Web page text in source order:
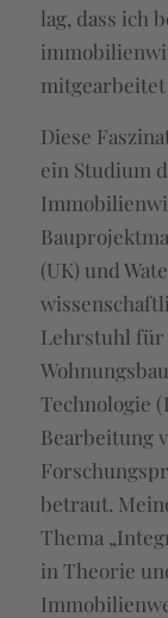
lag, dass ich
mitgearbeitet
Diese
ein Studium
(UK) und
Lehrstuhl für
Technologie
Bearbeitung
betraut.
Thema
in Theorie